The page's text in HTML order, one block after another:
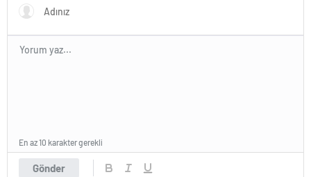
Gönder
En az 10 karakter gerekli